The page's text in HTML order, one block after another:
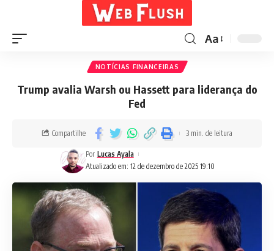
Aa
NOTÍCIAS FINANCEIRAS
Trump avalia Warsh ou Hassett para liderança do
Fed
Atualizado em: 12 de dezembro de 2025 19:10
Por Lucas Ayala
Compartilhe 3 min. de leitura